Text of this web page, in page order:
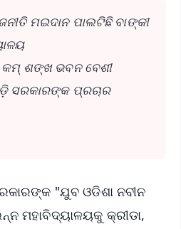
ମଇଦାନ ପାଲଟିଛି ବାଙ୍କୀ
ଶଙ୍ଖ ଭବନ ବେଶୀ
ସରକାରଙ୍କ ପ୍ରଚାର
"ଯୁବ ଓଡିଶା ନବୀନ
ମହାବିଦ୍ୟାଳୟକୁ କ୍ରୀଡା,